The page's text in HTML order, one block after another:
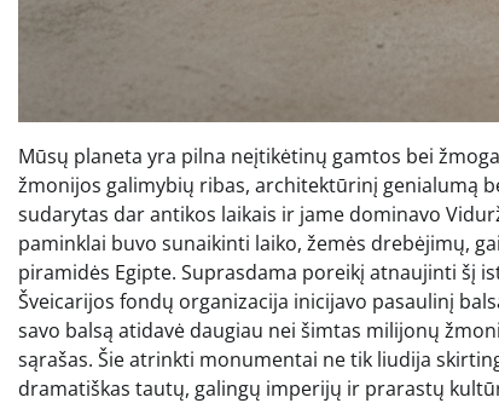
Mūsų planeta yra pilna neįtikėtinų gamtos bei
žmonijos galimybių ribas, architektūrinį genialumą
sudarytas dar antikos laikais ir jame dominavo
paminklai buvo sunaikinti laiko, žemės drebėjimų,
piramidės Egipte. Suprasdama poreikį atnaujinti šį
Šveicarijos fondų organizacija inicijavo pasaulinį
savo balsą atidavė daugiau nei šimtas milijonų
sąrašas. Šie atrinkti monumentai ne tik liudija
dramatiškas tautų, galingų imperijų ir prarastų